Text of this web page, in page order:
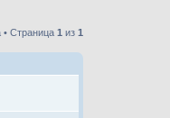
• Страница 1 из 1